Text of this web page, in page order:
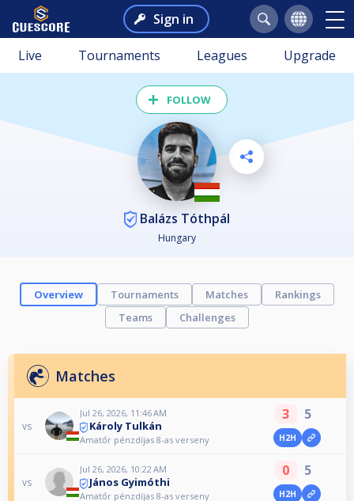
Sign in
Live Tournaments Leagues Upgrade
FOLLOW
Balázs Tóthpál
Hungary
Overview Tournaments Matches
Rankings
Teams
Challenges
Matches
vs
Jul 26, 2026, 11:46 AM
Károly Tulkán
Amatőr pénzdíjas 8-as verseny
3 5
H2H
vs
Jul 26, 2026, 10:22 AM
János Gyimóthi
Amatőr pénzdíjas 8-as verseny
0 5
H2H